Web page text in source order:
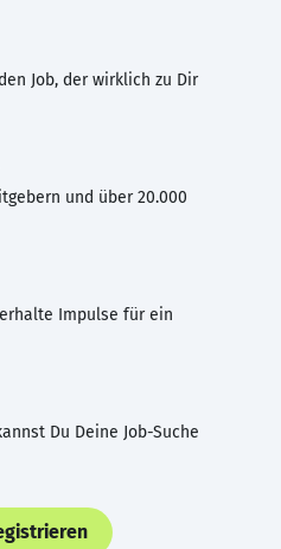
Job, der wirklich zu Dir
und über 20.000
Impulse für ein
Du Deine Job-Suche